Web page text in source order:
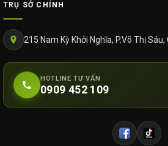
TRỤ SỞ CHÍNH
215 Nam Kỳ Khởi Nghĩa, P.Võ Thị Sáu,
HOTLINE TƯ VẤN
0909 452 109